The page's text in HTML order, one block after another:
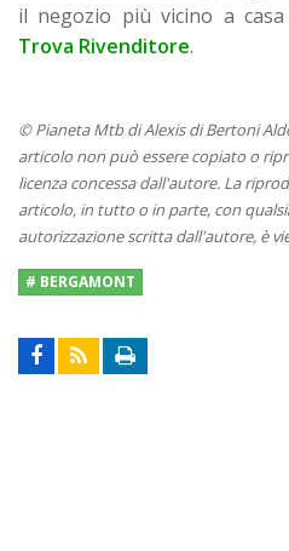
il negozio più vicino a
Trova Rivenditore.
© Pianeta Mtb di Alexis di Bertoni
articolo non può essere copiato o
licenza concessa dall'autore. La
articolo, in tutto o in parte, con
autorizzazione scritta dall'autore, è
# BERGAMONT